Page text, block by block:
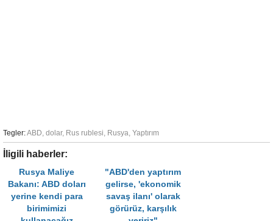
Tegler:ABD, dolar, Rus rublesi, Rusya, Yaptırım
İligili haberler:
Rusya Maliye
Bakanı: ABD doları
yerine kendi para
birimimizi
"ABD'den yaptırım
gelirse, 'ekonomik
savaş ilanı' olarak
görürüz, karşılık